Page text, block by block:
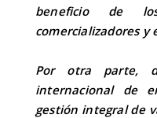
beneficio de
comercializadores y
Por otra parte,
internacional de
gestión integral de